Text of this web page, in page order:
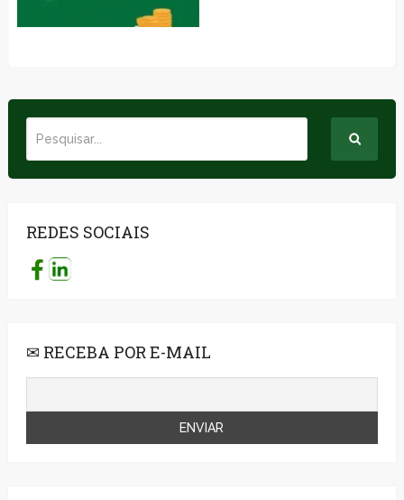
REDES SOCIAIS
✉ RECEBA POR E-MAIL